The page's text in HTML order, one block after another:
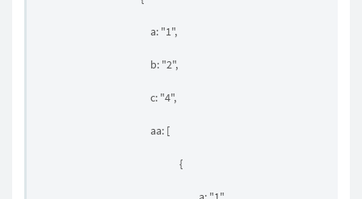
a: "1",
b: "2",
c: "4",
aa: [
{